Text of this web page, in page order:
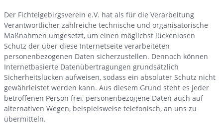
Der Fichtelgebirgsverein e.V. hat als für die Verarbeitung
Verantwortlicher zahlreiche technische und organisatorische
Maßnahmen umgesetzt, um einen möglichst lückenlosen
Schutz der über diese Internetseite verarbeiteten
personenbezogenen Daten sicherzustellen. Dennoch können
Internetbasierte Datenübertragungen grundsätzlich
Sicherheitslücken aufweisen, sodass ein absoluter Schutz nicht
gewährleistet werden kann. Aus diesem Grund steht es jeder
betroffenen Person frei, personenbezogene Daten auch auf
alternativen Wegen, beispielsweise telefonisch, an uns zu
übermitteln.